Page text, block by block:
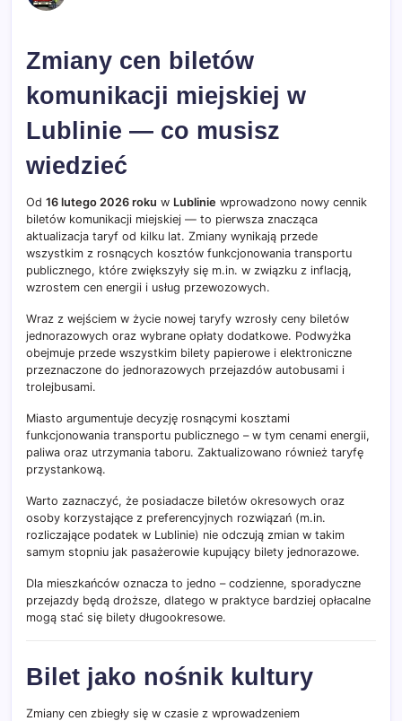
Zmiany cen biletów
komunikacji miejskiej w
Lublinie — co musisz
wiedzieć
Od 16 lutego 2026 roku w Lublinie wprowadzono nowy cennik
biletów komunikacji miejskiej — to pierwsza znacząca
aktualizacja taryf od kilku lat. Zmiany wynikają przede
wszystkim z rosnących kosztów funkcjonowania transportu
publicznego, które zwiększyły się m.in. w związku z inflacją,
wzrostem cen energii i usług przewozowych.
Wraz z wejściem w życie nowej taryfy wzrosły ceny biletów
jednorazowych oraz wybrane opłaty dodatkowe. Podwyżka
obejmuje przede wszystkim bilety papierowe i elektroniczne
przeznaczone do jednorazowych przejazdów autobusami i
trolejbusami.
Miasto argumentuje decyzję rosnącymi kosztami
funkcjonowania transportu publicznego – w tym cenami energii,
paliwa oraz utrzymania taboru. Zaktualizowano również taryfę
przystankową.
Warto zaznaczyć, że posiadacze biletów okresowych oraz
osoby korzystające z preferencyjnych rozwiązań (m.in.
rozliczające podatek w Lublinie) nie odczują zmian w takim
samym stopniu jak pasażerowie kupujący bilety jednorazowe.
Dla mieszkańców oznacza to jedno – codzienne, sporadyczne
przejazdy będą droższe, dlatego w praktyce bardziej opłacalne
mogą stać się bilety długookresowe.
Bilet jako nośnik kultury
Zmiany cen zbiegły się w czasie z wprowadzeniem